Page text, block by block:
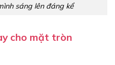
sáng lên đáng kể
cho mặt tròn